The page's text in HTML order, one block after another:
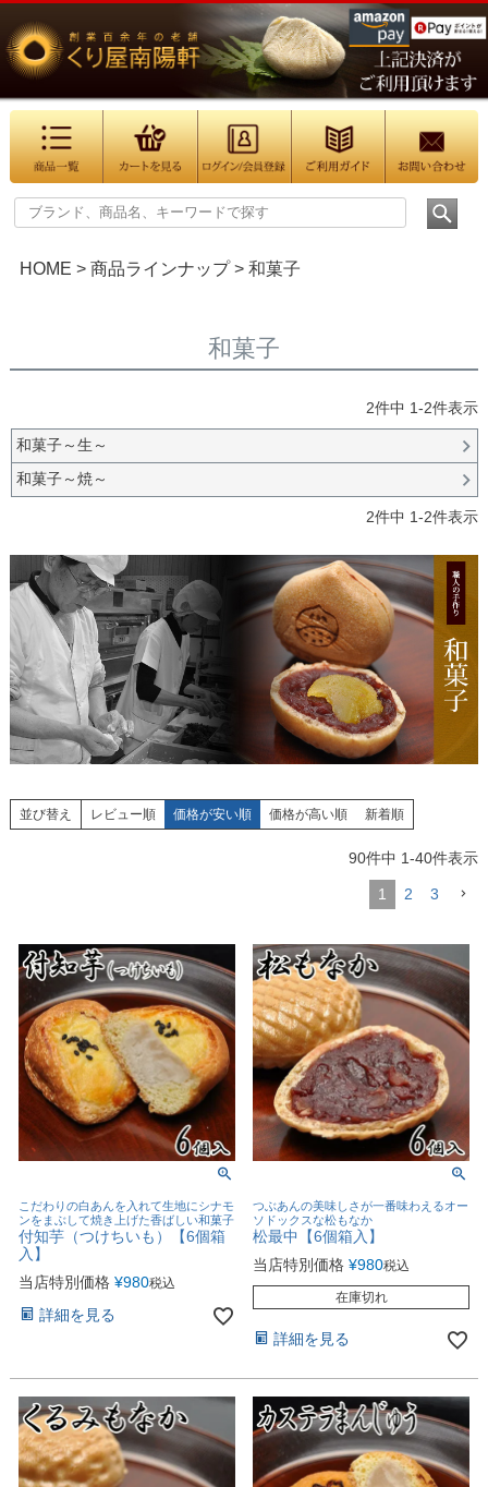
HOME 商品ラインナップ 和菓子
和菓子
2件中 1-2件表示
和菓子～生～
和菓子～焼～
2件中 1-2件表示
並び替え レビュー順 価格が安い順 価格が高い順 新着順
90件中 1-40件表示
1 2 3
こだわりの白あんを入れて生地にシナモ
ンをまぶして焼き上げた香ばしい和菓子
付知芋（つけちいも）【6個箱
入】
当店特別価格 ¥980税込
詳細を見る
つぶあんの美味しさが一番味わえるオー
ソドックスな松もなか
松最中【6個箱入】
当店特別価格 ¥980税込
在庫切れ
詳細を見る